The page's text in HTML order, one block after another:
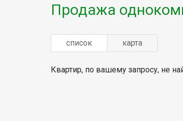
Продажа
список карта
Квартир, по вашему запросу, не